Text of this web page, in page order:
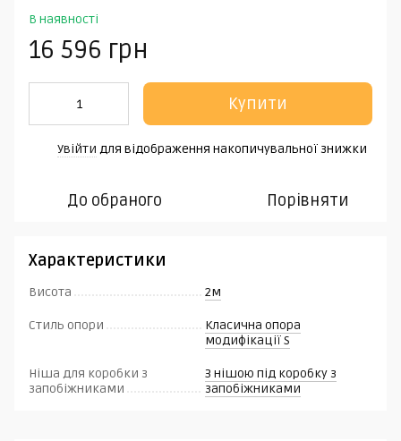
В наявності
16 596 грн
Купити
Увійти для відображення накопичувальної знижки
До обраного Порівняти
Характеристики
Висота 2м
Стиль опори
Класична опора
модифікації S
Ніша для коробки з
запобіжниками
З нішою під коробку з
запобіжниками